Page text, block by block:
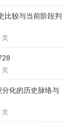
比较与当前阶段判
页
页
化的历史脉络与
页